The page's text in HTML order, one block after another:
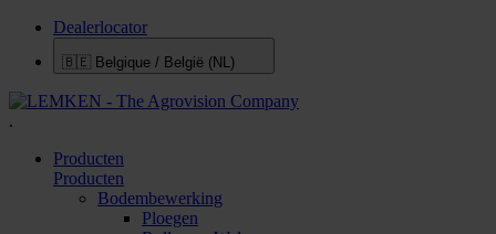
Dealerlocator
🇧🇪 Belgique / België (NL)
.
Producten
Producten
Bodembewerking
Ploegen